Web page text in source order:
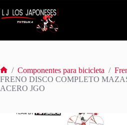
al
contenido
Inicio
/ Componentes para bicicleta /
FRENO DISCO COMPLETO
ACERO JGO